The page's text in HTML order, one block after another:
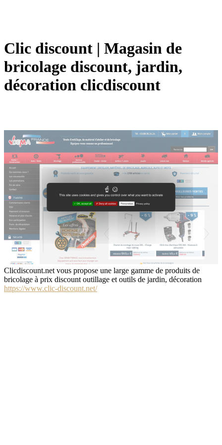
Clic discount | Magasin de
bricolage discount, jardin,
décoration clicdiscount
Clicdiscount.net vous propose une large gamme de produits de
bricolage à prix discount outillage et outils de jardin, décoration
https://www.clic-discount.net/